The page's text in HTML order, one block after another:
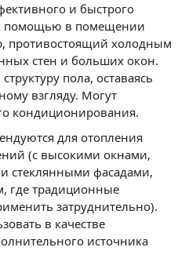
и быстрого
помощью в помещении
противостоящий холодным
стен и больших окон.
пола, оставаясь
взгляду. Могут
кондиционирования.
для отопления
(с высокими окнами,
стеклянными фасадами,
где традиционные
затруднительно).
в качестве
источника